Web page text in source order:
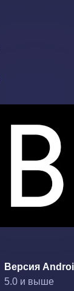
Версия
5.0 и выше